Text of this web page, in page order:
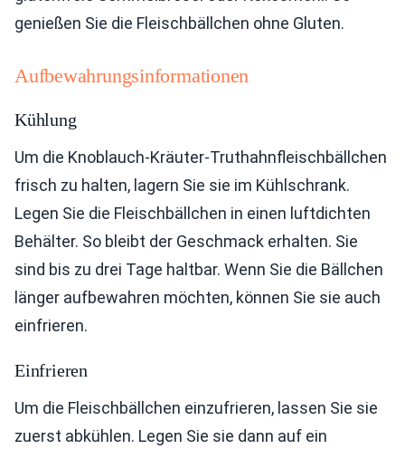
genießen Sie die Fleischbällchen ohne Gluten.
Aufbewahrungsinformationen
Kühlung
Um die Knoblauch-Kräuter-Truthahnfleischbällchen
frisch zu halten, lagern Sie sie im Kühlschrank.
Legen Sie die Fleischbällchen in einen luftdichten
Behälter. So bleibt der Geschmack erhalten. Sie
sind bis zu drei Tage haltbar. Wenn Sie die Bällchen
länger aufbewahren möchten, können Sie sie auch
einfrieren.
Einfrieren
Um die Fleischbällchen einzufrieren, lassen Sie sie
zuerst abkühlen. Legen Sie sie dann auf ein